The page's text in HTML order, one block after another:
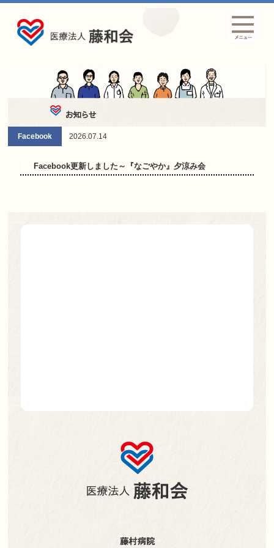
お知らせ
Facebook 2026.07.14
Facebook更新しました～『なごやか』夕涼み会